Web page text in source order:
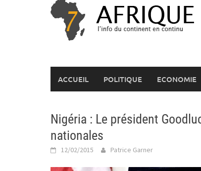
ACCUEIL POLITIQUE ECONOMIE
Nigéria : Le président
nationales
12/02/2015 Patrice Garner